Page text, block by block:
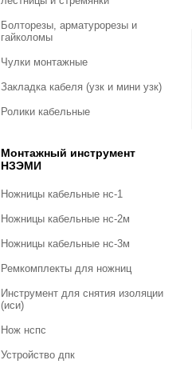
болторезы, арматурорезы и
гайколомы
чулки монтажные
закладка кабеля (узк и мини узк)
ролики кабельные
Монтажный инструмент
НЗЭМИ
ножницы кабельные нс-1
ножницы кабельные нс-2м
ножницы кабельные нс-3м
ремкомплекты для ножниц
инструмент для снятия изоляции
(иси)
нож нспс
устройство дпк